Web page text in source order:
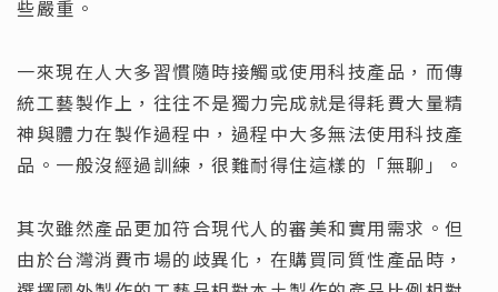
些嚴重。
一來現在人大多習慣隨時接觸或使用科技產品，而傳
統工藝製作上，往往不是獨力完成就是得耗費大量精
神與體力在製作過程中，過程中大多無法使用科技產
品。一般沒經過訓練，很難耐得住這樣的「無聊」。
其次雖然產品更加符合現代人的審美和實用需求。但
由於台灣消費市場的歧異化，在購買同質性產品時，